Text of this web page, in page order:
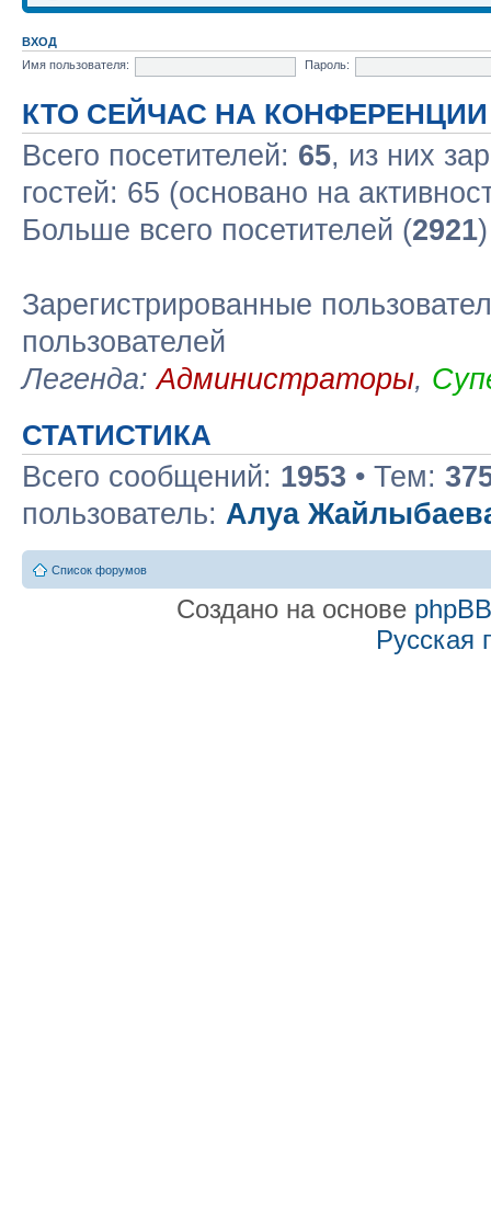
ВХОД
Имя пользователя:
Пароль:
КТО СЕЙЧАС НА КОНФЕРЕНЦИИ
Всего посетителей: 65, из них
гостей: 65 (основано на
Больше всего посетителей (2921
Зарегистрированные
пользователей
Легенда:Администраторы,
СТАТИСТИКА
Всего сообщений: 1953 • Тем:
пользователь: Алуа
Список форумов
Создано на основе phpBB
Русская